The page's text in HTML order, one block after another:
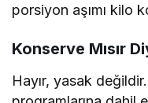
porsiyon aşımı kilo
Konserve Mısır
Hayır, yasak